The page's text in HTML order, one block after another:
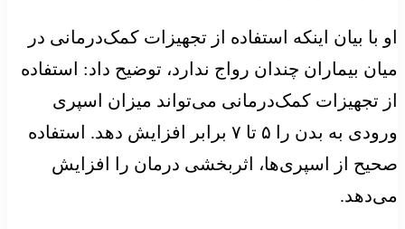
او با بیان اینکه استفاده از تجهیزات کمک‌درمانی در
میان بیماران چندان رواج ندارد، توضیح داد: استفاده
از تجهیزات کمک‌درمانی می‌تواند میزان اسپری
ورودی به بدن را ۵ تا ۷ برابر افزایش دهد. استفاده
صحیح از اسپری‌ها، اثربخشی درمان را افزایش
می‌دهد.